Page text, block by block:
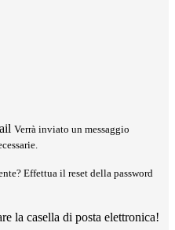
Verrà inviato un messaggio
Effettua il reset della password
la casella di posta elettronica!